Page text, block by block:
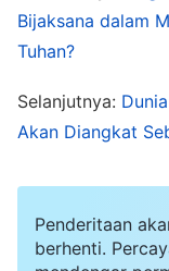
kehinaan,
kedengkian,
kebenaran, dan
Tuhan. Jika
Bijaksana dalam
Tuhan?
Selanjutnya:
Akan Diangkat
Penderitaan
berhenti.